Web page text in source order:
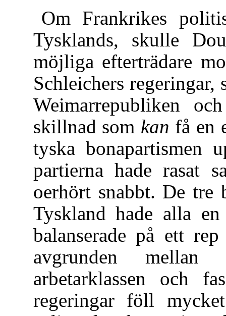
Om Frankrikes
Tysklands, skulle
möjliga efterträdare
Schleichers
Weimarrepubliken
skillnad som kan få en
tyska bonapartismen
partierna hade rasat
oerhört snabbt. De tre
Tyskland hade alla
balanserade på ett
avgrunden
arbetarklassen och
regeringar föll